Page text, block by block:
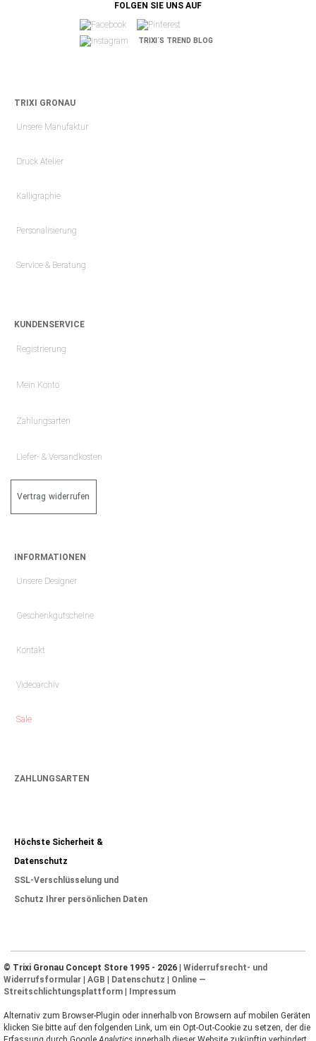
FOLGEN SIE UNS AUF
TRIXI´S TREND BLOG
TRIXI GRONAU
Unsere Manufaktur
Druck Atelier
Kalligraphie
Personalisierung
Service & Beratung
KUNDENSERVICE
Registrierung
Mein Konto
Zahlungsarten
Liefer- & Versandkosten
Vertrag widerrufen
INFORMATIONEN
Unsere Designer
Geschenkgutscheine
Kontakt
Videoarchiv
Sale
ZAHLUNGSARTEN
Höchste Sicherheit &
Datenschutz
SSL-Verschlüsselung und
Schutz Ihrer persönlichen Daten
© Trixi Gronau Concept Store 1995 - 2026 | Widerrufsrecht- und
Widerrufsformular | AGB | Datenschutz | Online —
Streitschlichtungsplattform | Impressum
Alternativ zum Browser-Plugin oder innerhalb von Browsern auf mobilen Geräten
klicken Sie bitte auf den folgenden Link, um ein Opt-Out-Cookie zu setzen, der die